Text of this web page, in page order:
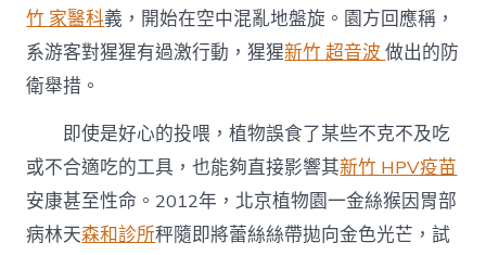
竹 家醫科義，開始在空中混亂地盤旋。園方回應稱，
系游客對猩猩有過激行動，猩猩新竹 超音波做出的防
衛舉措。
即使是好心的投喂，植物誤食了某些不克不及吃
或不合適吃的工具，也能夠直接影響其新竹 HPV疫苗
安康甚至性命。2012年，北京植物園一金絲猴因胃部
病林天森和診所秤隨即將蕾絲絲帶拋向金色光芒，試